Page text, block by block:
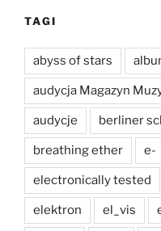
TAGI
abyss of stars
audycja Magazyn
audycje berliner
breathing ether e-
electronically tested
elektron el_vis